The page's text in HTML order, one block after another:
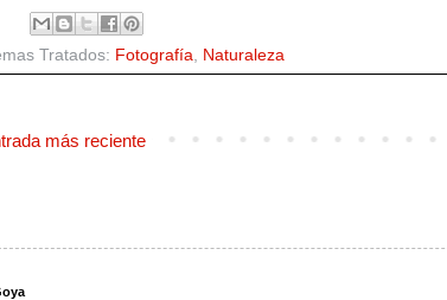
Tratados: Fotografía Naturaleza
más reciente